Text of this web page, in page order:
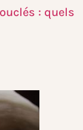
: quels